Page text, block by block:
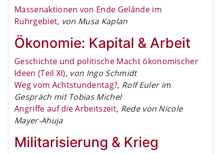
Massenaktionen von Ende Gelände im
Ruhrgebiet, von Musa Kaplan
Ökonomie: Kapital & Arbeit
Geschichte und politische Macht ökonomischer
Ideen (Teil XI), von Ingo Schmidt
Weg vom Achtstundentag?, Rolf Euler im
Gespräch mit Tobias Michel
Angriffe auf die Arbeitszeit, Rede von Nicole
Mayer-Ahuja
Militarisierung & Krieg